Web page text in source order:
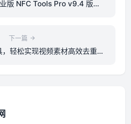
版 NFC Tools Pro v9.4 版本
下一篇
轻松实现视频素材高效去重-